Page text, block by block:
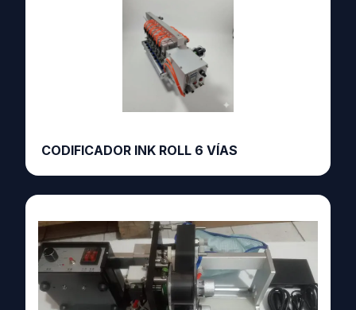
CODIFICADOR INK ROLL 6 VÍAS